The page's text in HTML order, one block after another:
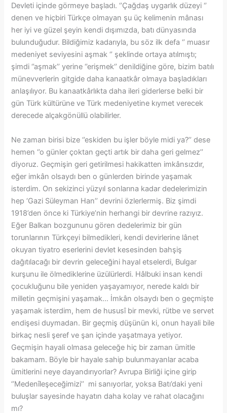
Devleti içinde görmeye başladı. ‘’Çağdaş uygarlık düzeyi ‘’
denen ve hiçbiri Türkçe olmayan şu üç kelimenin mânası
her iyi ve güzel şeyin kendi dışımızda, batı dünyasında
bulunduğudur. Bildiğimiz kadarıyla, bu söz ilk defa ‘’ muasır
medeniyet seviyesini aşmak ‘’ şeklinde ortaya atılmıştı;
şimdi ‘’aşmak’’ yerine ‘’erişmek‘’ denildiğine göre, bizim batılı
münevverlerin gitgide daha kanaatkâr olmaya başladıkları
anlaşılıyor. Bu kanaatkârlıkta daha ileri giderlerse belki bir
gün Türk kültürüne ve Türk medeniyetine kıymet verecek
derecede alçakgönüllü olabilirler.
Ne zaman birisi bize ‘’eskiden bu işler böyle midi ya?’’ dese
hemen ‘’o günler çoktan geçti artık bir daha geri gelmez’’
diyoruz. Geçmişin geri getirilmesi hakikatten imkânsızdır,
eğer imkân olsaydı ben o günlerden birinde yaşamak
isterdim. On sekizinci yüzyıl sonlarına kadar dedelerimizin
hep ‘Gazi Süleyman Han’’ devrini özlerlermiş. Biz şimdi
1918’den önce ki Türkiye’nin herhangi bir devrine razıyız.
Eğer Balkan bozgununu gören dedelerimiz bir gün
torunlarının Türkçeyi bilmedikleri, kendi devirlerine lânet
okuyan tiyatro eserlerini devlet kesesinden bahşiş
dağıtılacağı bir devrin geleceğini hayal etselerdi, Bulgar
kurşunu ile ölmediklerine üzülürlerdi. Hâlbuki insan kendi
çocukluğunu bile yeniden yaşayamıyor, nerede kaldı bir
milletin geçmişini yaşamak… İmkân olsaydı ben o geçmişte
yaşamak isterdim, hem de hususî bir mevki, rütbe ve servet
endişesi duymadan. Bir geçmiş düşünün ki, onun hayali bile
birkaç nesli şeref ve şan içinde yaşatmaya yetiyor.
Geçmişin hayali olmasa geleceğe hiç bir zaman ümitle
bakamam. Böyle bir hayale sahip bulunmayanlar acaba
ümitlerini neye dayandırıyorlar? Avrupa Birliği içine girip
‘’Medenîleşeceğimizi’’ mi sanıyorlar, yoksa Batı’daki yeni
buluşlar sayesinde hayatın daha kolay ve rahat olacağını
mı?